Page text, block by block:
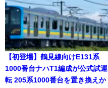
【初登場】鶴見線向けE131系
1000番台ナハT1編成が公式試運
転 205系1000番台を置き換えか